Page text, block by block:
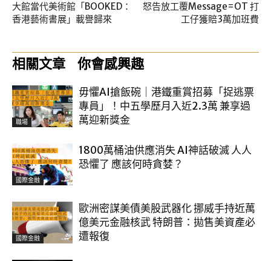
大館當代美術館「BOOKED：
香港藝術書展」載譽歸來
怒告放工覆Message=OT 打
工仔獲賠3萬加班費
相關文章 你會感興趣
職場
毋懼AI搶飯碗｜港鐵重賞招募「捉逃票
專員」！中五學歷月入近2.3萬 兼享過
萬迎新獎金
國際金融
1800萬桶油供應消失 AI神話破滅 人人
恐懼了 應該何時貪婪？
國際金融
歐洲密謀美債美股武器化 挪威手持近萬
億美元金融核武 特朗普：拋售美資產必
遭報復